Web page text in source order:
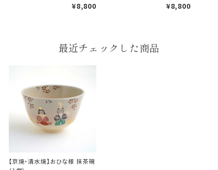
のし・包装体裁により、紐（ひも）掛けしない場合が
天掛け包装について
手提袋はお付けできません。
¥8,800 ¥8,800
最近チェックした商品
【京焼・清水焼】おひな様 抹茶碗